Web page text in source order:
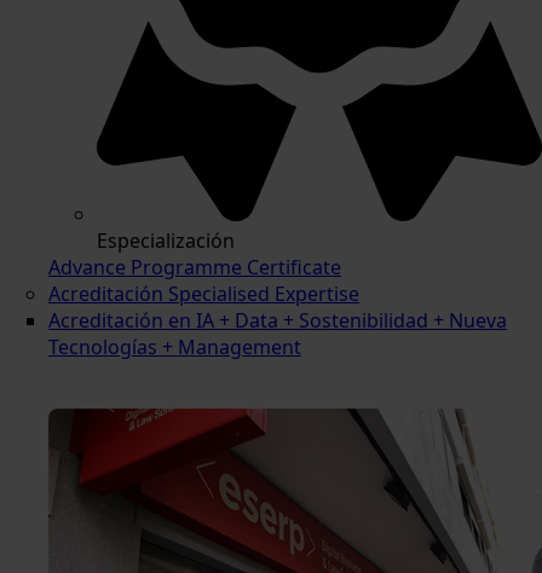
Especialización
Advance Programme Certificate
Acreditación Specialised Expertise
Acreditación en IA + Data + Sostenibilidad + Nueva
Tecnologías + Management